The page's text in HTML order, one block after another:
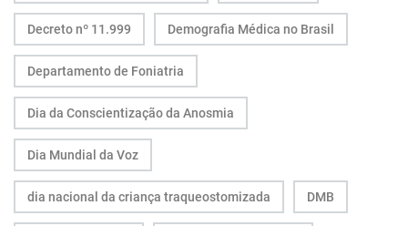
Decreto nº 11.999 Demografia Médica no Brasil
Departamento de Foniatria
Dia da Conscientização da Anosmia
Dia Mundial da Voz
dia nacional da criança traqueostomizada DMB